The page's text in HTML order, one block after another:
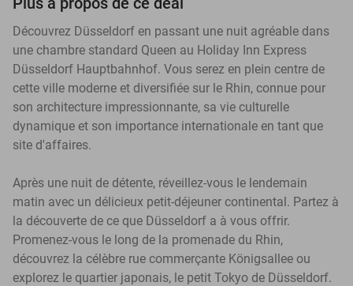
Découvrez Düsseldorf en passant une nuit agréable dans
une chambre standard Queen au Holiday Inn Express
Düsseldorf Hauptbahnhof. Vous serez en plein centre de
cette ville moderne et diversifiée sur le Rhin, connue pour
son architecture impressionnante, sa vie culturelle
dynamique et son importance internationale en tant que
site d'affaires.
Après une nuit de détente, réveillez-vous le lendemain
matin avec un délicieux petit-déjeuner continental. Partez à
la découverte de ce que Düsseldorf a à vous offrir.
Promenez-vous le long de la promenade du Rhin,
découvrez la célèbre rue commerçante Königsallee ou
explorez le quartier japonais, le petit Tokyo de Düsseldorf.